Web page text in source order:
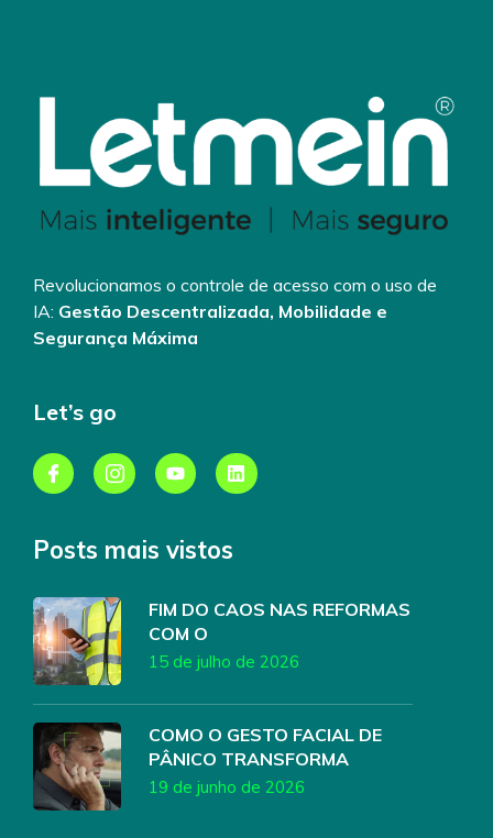
Revolucionamos o controle de acesso com o uso de
IA: Gestão Descentralizada, Mobilidade e
Segurança Máxima
Let’s go
Posts mais vistos
FIM DO CAOS NAS REFORMAS
COM O
15 de julho de 2026
COMO O GESTO FACIAL DE
PÂNICO TRANSFORMA
19 de junho de 2026